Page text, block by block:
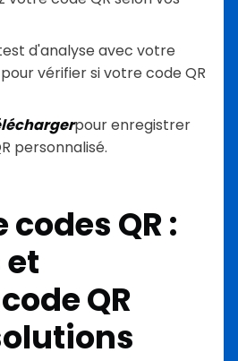
d'analyse avec votre
vérifier si votre code QR
pour enregistrer
personnalisé.
QR :
code QR